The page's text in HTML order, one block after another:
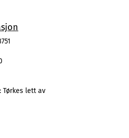
Tørkes lett av